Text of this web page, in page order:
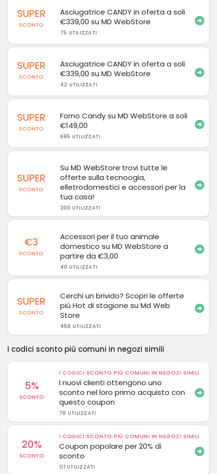
SUPER
SCONTO
Asciugatrice CANDY in oferta a soli
€339,00 su MD WebStore
75 UTILIZZATI
SUPER
SCONTO
Asciugatrice CANDY in oferta a soli
€339,00 su MD WebStore
42 UTILIZZATI
SUPER
SCONTO
Forno Candy su MD WebStore a soli
€149,00
695 UTILIZZATI
SUPER
SCONTO
Su MD WebStore trovi tutte le
offerte sulla tecnoogia,
elletrodomestici e accessori per la
tua casa!
300 UTILIZZATI
€3
SCONTO
Accessori per il tuo animale
domestico su MD WebStore a
partire da €3,00
40 UTILIZZATI
SUPER
SCONTO
Cerchi un brivido? Scopri le offerte
più Hot di stagione su Md Web
Store
456 UTILIZZATI
I codici sconto più comuni in negozi simili
5%
SCONTO
I CODICI SCONTO PIÙ COMUNI IN NEGOZI SIMILI
I nuovi clienti ottengono uno
sconto nel loro primo acquisto con
questo coupon
78 UTILIZZATI
20%
SCONTO
I CODICI SCONTO PIÙ COMUNI IN NEGOZI SIMILI
Coupon popolare per 20% di
sconto
111 UTILIZZATI